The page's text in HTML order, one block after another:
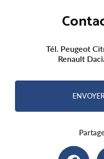
Tél. Peugeot
Renault